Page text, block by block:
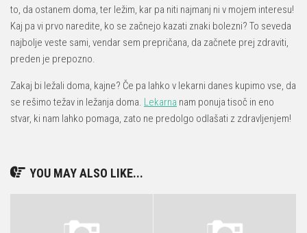
to, da ostanem doma, ter ležim, kar pa niti najmanj ni v mojem interesu!
Kaj pa vi prvo naredite, ko se začnejo kazati znaki bolezni? To seveda
najbolje veste sami, vendar sem prepričana, da začnete prej zdraviti,
preden je prepozno.
Zakaj bi ležali doma, kajne? Če pa lahko v lekarni danes kupimo vse, da
se rešimo težav in ležanja doma. Lekarna nam ponuja tisoč in eno
stvar, ki nam lahko pomaga, zato ne predolgo odlašati z zdravljenjem!
YOU MAY ALSO LIKE...